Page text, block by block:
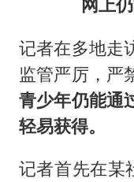
记者在多地走
监管严厉，严
青少年仍能通
轻易获得。
记者首先在某